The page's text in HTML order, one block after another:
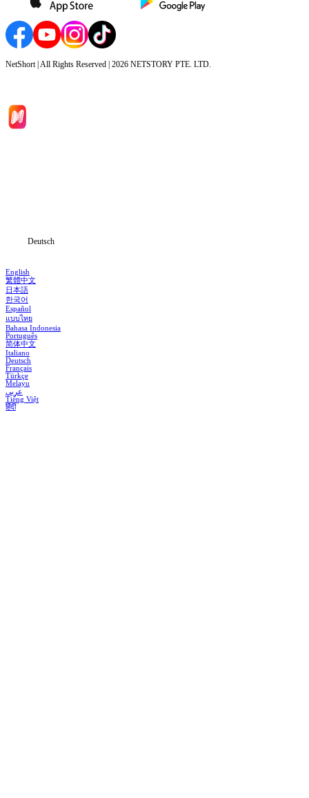
NetShort | All Rights Reserved | 2026 NETSTORY PTE. LTD.
Deutsch
English
繁體中文
日本語
한국어
Español
แบบไทย
Bahasa Indonesia
Português
简体中文
Italiano
Deutsch
Français
Türkçe
Melayu
عربي
Tiếng Việt
हिंदी